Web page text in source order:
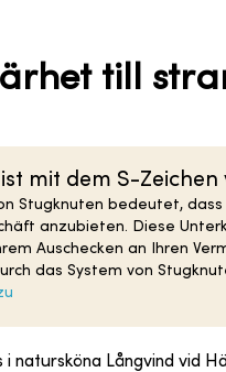
till
mit dem S-
Stugknuten bedeutet,
anzubieten. Diese
Auschecken an Ihren
das System von
natursköna Långvind vid